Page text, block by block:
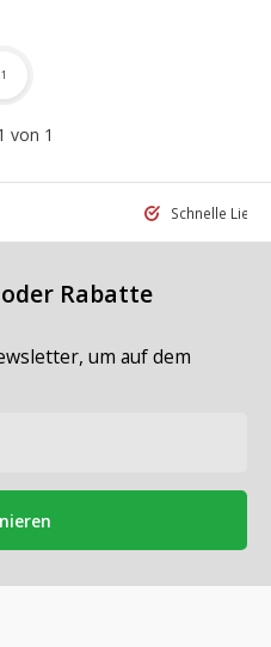
von 1
1
Schnelle
Rabatte
um auf dem